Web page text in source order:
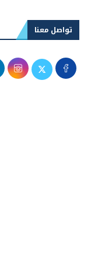
تواصل معنا